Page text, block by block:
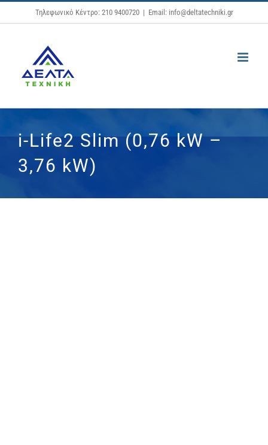
Μετάβαση
στο
Τηλεφωνικό Κέντρο: 210 9400720 | Email: info@deltatechniki.gr
i-Life2 Slim (0,76 kW –
3,76 kW)